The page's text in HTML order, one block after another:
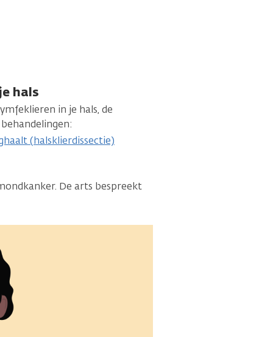
hals
in je hals, de
(halsklierdissectie)
De arts bespreekt